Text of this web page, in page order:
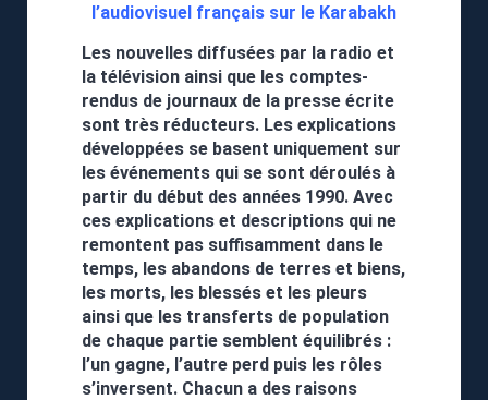
l’audiovisuel français sur le Karabakh
Les nouvelles diffusées par la radio et
la télévision ainsi que les comptes-
rendus de journaux de la presse écrite
sont très réducteurs. Les explications
développées se basent uniquement sur
les événements qui se sont déroulés à
partir du début des années 1990. Avec
ces explications et descriptions qui ne
remontent pas suffisamment dans le
temps, les abandons de terres et biens,
les morts, les blessés et les pleurs
ainsi que les transferts de population
de chaque partie semblent équilibrés :
l’un gagne, l’autre perd puis les rôles
s’inversent. Chacun a des raisons